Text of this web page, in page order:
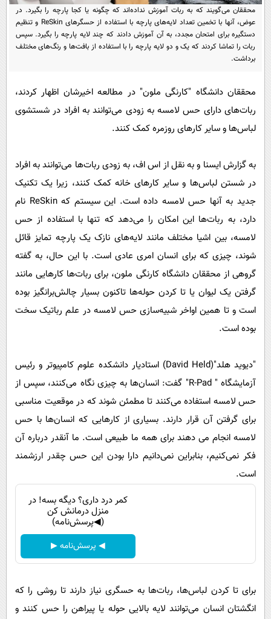
سیاست
سرگرمی
فناوری
حوادث
فرهنگی
بین الملل
حیات وحش
سیاست خارجی
داستان کوتاه
پیامک
روانشناسی
دانلود
محققان می‌گویند که به ربات آموزش نداده‌اند که چگونه یا کجا پارچه را بگیرد. در
عوض، آنها با تخمین تعداد لایه‌های پارچه با استفاده از حسگرهای ReSkin و تنظیم
دستگیره برای امتحان مجدد، به آن آموزش دادند که چند لایه پارچه را بگیرد. سپس
ربات را تماشا کردند که یک و دو لایه پارچه را با استفاده از بافت‌ها و رنگ‌های مختلف
برداشت.
محققان دانشگاه "کارنگی ملون" در مطالعه اخیرشان اظهار کردند،
ربات‌های دارای حس لامسه به زودی می‌توانند به افراد در شستشوی
لباس‌ها و سایر کارهای روزمره کمک کنند.
به گزارش ایسنا و به نقل از اس اف، به‌ زودی ربات‌ها می‌توانند به افراد
در شستن لباس‌ها و سایر کارهای خانه کمک کنند، زیرا یک تکنیک
جدید به آنها حس لامسه داده است. این سیستم که ReSkin نام
دارد، به ربات‌ها این امکان را می‌دهد که تنها با استفاده از حس
لامسه، بین اشیا مختلف مانند لایه‌های نازک یک پارچه تمایز قائل
شوند، چیزی که برای انسان امری عادی است. با این حال، به گفته
گروهی از محققان دانشگاه کارنگی ملون، برای ربات‌ها کارهایی مانند
گرفتن یک لیوان یا تا کردن حوله‌ها تاکنون بسیار چالش‌برانگیز بوده
است و تا همین اواخر شبیه‌سازی حس لامسه در علم رباتیک سخت
بوده است.
"دیوید هلد"(David Held) استادیار دانشکده علوم کامپیوتر و رئیس
آزمایشگاه " R-Pad" گفت: انسان‌ها به چیزی نگاه می‌کنند، سپس از
حس لامسه استفاده می‌کنند تا مطمئن شوند که در موقعیت مناسبی
برای گرفتن آن قرار دارند. بسیاری از کارهایی که انسان‌ها با حس‌
لامسه‌ انجام می دهند برای همه ما طبیعی است. ما آنقدر درباره آن
فکر نمی‌کنیم، بنابراین نمی‌دانیم دارا بودن این حس چقدر ارزشمند
است.
کمر درد داری؟ دیگه بسه! در
منزل درمانش کن
(◀پرسش‌نامه)
◀ پرسش‌نامه ▶
برای تا کردن لباس‌ها، ربات‌ها به حسگری نیاز دارند تا روشی را که
انگشتان انسان می‌توانند لایه بالایی حوله یا پیراهن را حس کنند و